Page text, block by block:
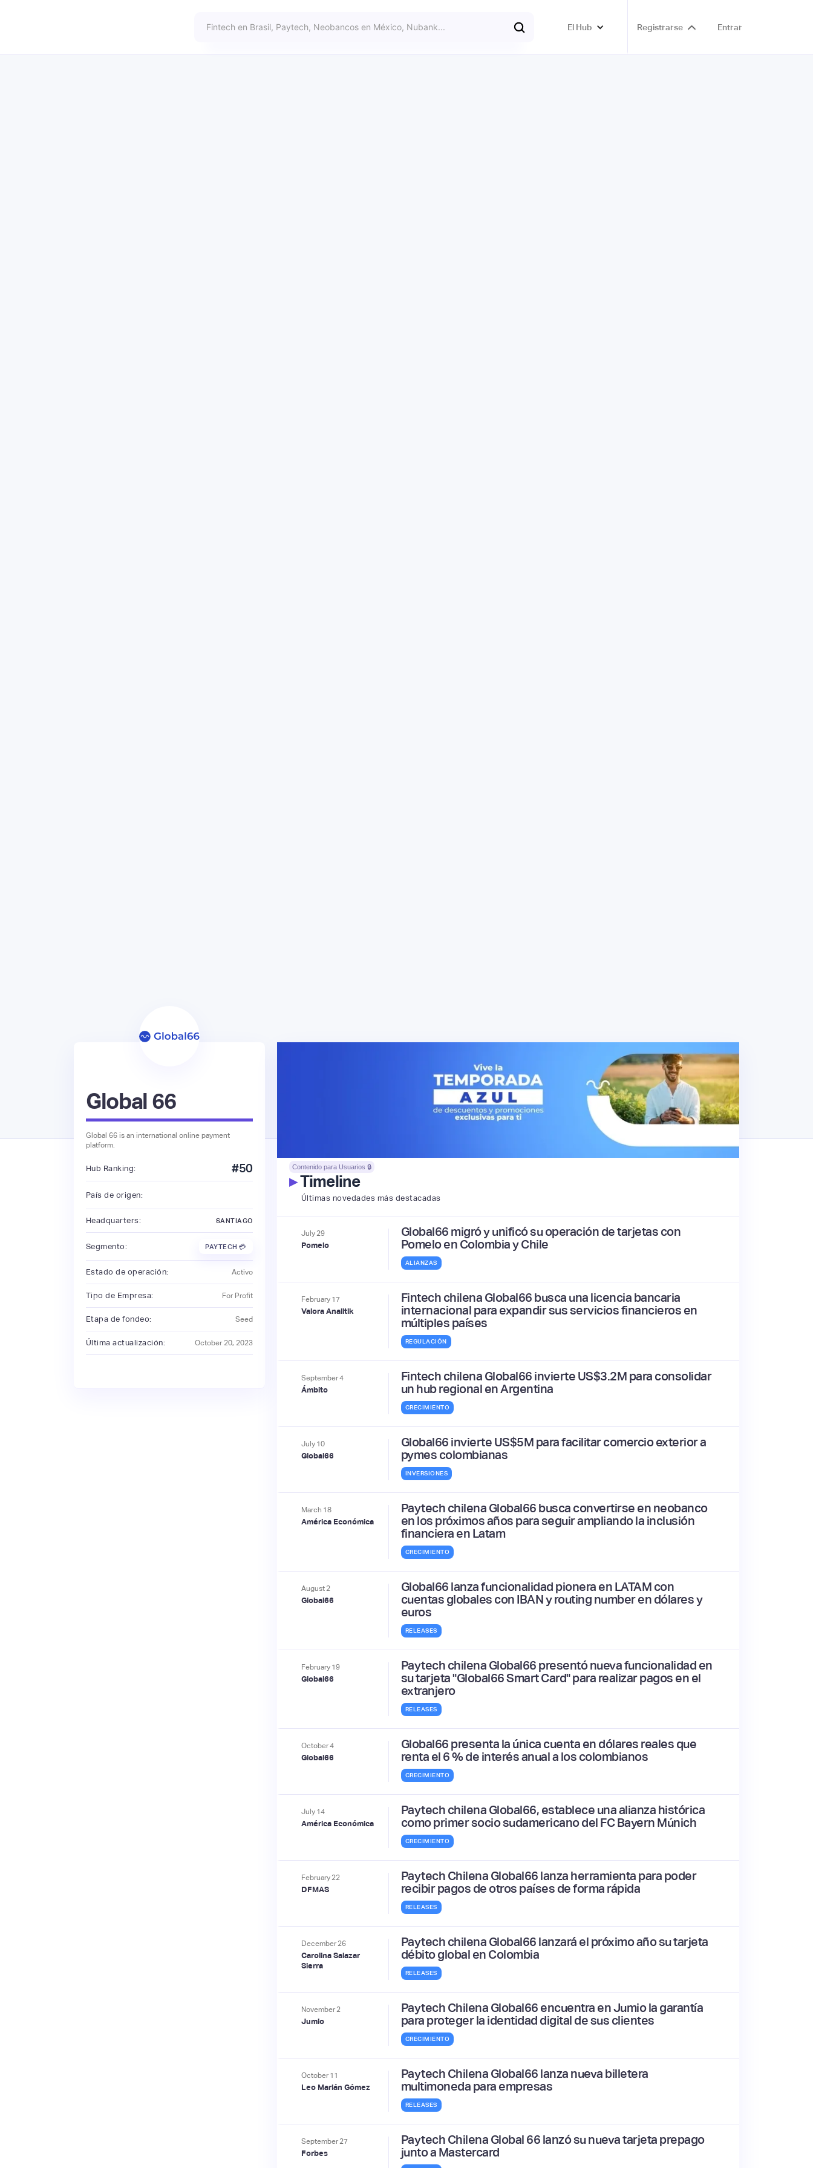
El Hub Registrarse Entrar
Global 66
Global 66 is an international online payment
platform.
Hub Ranking: #50
País de origen:
Headquarters: SANTIAGO
Segmento: PAYTECH 💳
Estado de operación: Activo
Tipo de Empresa: For Profit
Etapa de fondeo: Seed
Última actualización: October 20, 2023
Contenido para Usuarios 🔒
▸Timeline
Últimas novedades más destacadas
July29
Pomelo
Global66 migró y unificó su operación de tarjetas con
Pomelo en Colombia y Chile
ALIANZAS
February 17
Valora Analitik
Fintech chilena Global66 busca una licencia bancaria
internacional para expandir sus servicios financieros en
múltiples países
REGULACIÓN
September4
Ámbito
Fintech chilena Global66 invierte US$3.2M para consolidar
un hub regional en Argentina
CRECIMIENTO
July 10
Global66
Global66 invierte US$5M para facilitar comercio exterior a
pymes colombianas
INVERSIONES
March 18
América Económica
Paytech chilena Global66 busca convertirse en neobanco
en los próximos años para seguir ampliando la inclusión
financiera en Latam
CRECIMIENTO
August2
Global66
Global66 lanza funcionalidad pionera en LATAM con
cuentas globales con IBAN y routing number en dólares y
euros
RELEASES
February 19
Global66
Paytech chilena Global66 presentó nueva funcionalidad en
su tarjeta "Global66 Smart Card" para realizar pagos en el
extranjero
RELEASES
October4
Global66
Global66 presenta la única cuenta en dólares reales que
renta el 6 % de interés anual a los colombianos
CRECIMIENTO
July 14
América Económica
Paytech chilena Global66, establece una alianza histórica
como primer socio sudamericano del FC Bayern Múnich
CRECIMIENTO
February22
DFMAS
Paytech Chilena Global66 lanza herramienta para poder
recibir pagos de otros países de forma rápida
RELEASES
December26
Carolina Salazar
Sierra
Paytech chilena Global66 lanzará el próximo año su tarjeta
débito global en Colombia
RELEASES
November2
Jumio
Paytech Chilena Global66 encuentra en Jumio la garantía
para proteger la identidad digital de sus clientes
CRECIMIENTO
October 11
Leo Marián Gómez
Paytech Chilena Global66 lanza nueva billetera
multimoneda para empresas
RELEASES
September27
Forbes
Paytech Chilena Global 66 lanzó su nueva tarjeta prepago
junto a Mastercard